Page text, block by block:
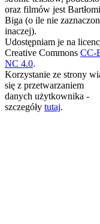
oraz filmów jest
Biga (o ile nie
inaczej).
Udostępniam je na
Creative Commons CC-
NC 4.0.
Korzystanie ze strony
się z przetwarzaniem
danych użytkownika -
szczegóły tutaj.